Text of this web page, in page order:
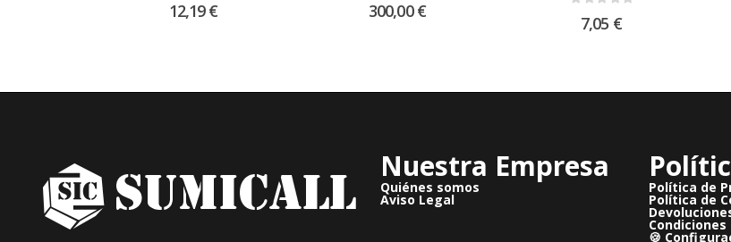
12,19€ 300,00€
7,05 €
Nuestra Empresa
Quiénes somos
Aviso Legal
Política de
Política de
🍪